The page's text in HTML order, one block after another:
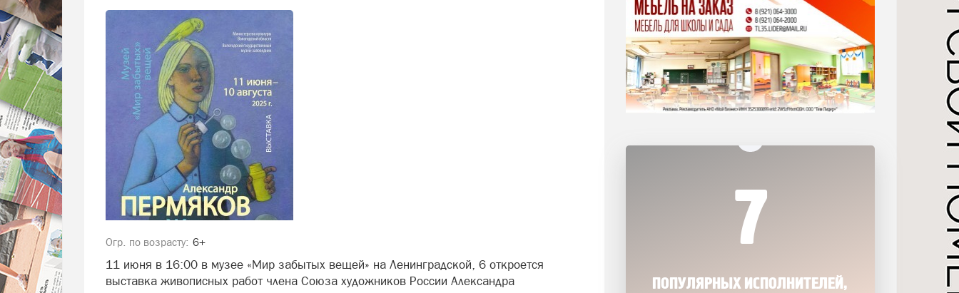
Огр. по возрасту: 6+
11 июня в 16:00 в музее «Мир забытых вещей» на Ленинградской, 6 откроется
выставка живописных работ члена Союза художников России Александра
7
ПОПУЛЯРНЫХ ИСПОЛНИТЕЛЕЙ,